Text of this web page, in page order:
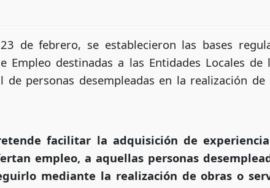
de febrero, se establecieron las bases
Empleo destinadas a las Entidades Locales
personas desempleadas en la realización
facilitar la adquisición de
empleo, a aquellas personas
mediante la realización de obras o